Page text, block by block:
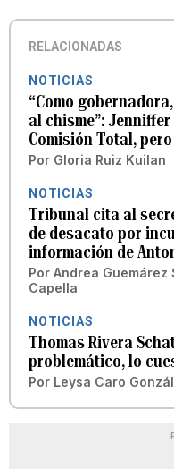
RELACIONADAS
NOTICIAS
“Como
al chisme”:
Comisión Total,
Por Gloria Ruiz Kuilan
NOTICIAS
Tribunal cita al
de desacato por
información de
Por Andrea Guemárez
Capella
NOTICIAS
Thomas Rivera
problemático, lo
Por Leysa Caro